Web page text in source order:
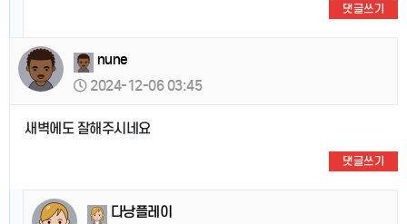
댓글쓰기
nune
2024-12-06 03:45
새벽에도 잘해주시네요
댓글쓰기
다낭플레이